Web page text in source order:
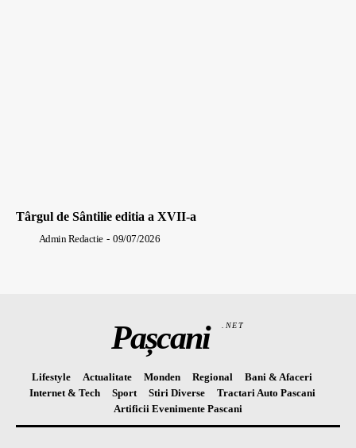
Târgul de Sântilie editia a XVII-a
Admin Redactie - 09/07/2026
Pașcani .NET
Lifestyle Actualitate Monden Regional
Bani & Afaceri
Internet & Tech
Sport Stiri Diverse
Tractari Auto Pascani
Artificii Evenimente Pascani